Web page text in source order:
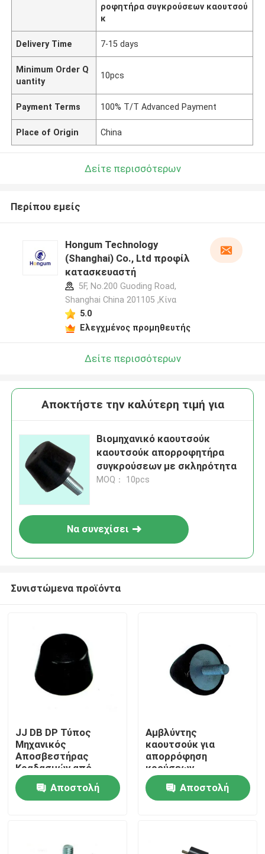
Σπίτι
Σχετικά με εμάς
ροφητήρα συγκρούσεων καουτσού
κ
Delivery Time 7-15 days
Minimum Order Q
uantity
10pcs
Payment Terms 100% T/T Advanced Payment
Place of Origin China
Δείτε περισσότερων
Περίπου εμείς
Hongum Technology
(Shanghai) Co., Ltd προφίλ
κατασκευαστή
5F, No.200 Guoding Road,
Shanghai China 201105 ,Κίνα
5.0
Ελεγχμένος προμηθευτής
Δείτε περισσότερων
Αποκτήστε την καλύτερη τιμή για
Βιομηχανικό καουτσούκ
καουτσούκ απορροφητήρα
συγκρούσεων με σκληρότητα
MOQ： 10pcs
Να συνεχίσει
Συνιστώμενα προϊόντα
JJ DB DP Τύπος
Μηχανικός
Αποσβεστήρας
Κραδασμών από
Καουτσούκ
Αποστολή
Αμβλύντης
καουτσούκ για
απορρόφηση
κρούσεων
VD/VV/VP/VB
Αποστολή